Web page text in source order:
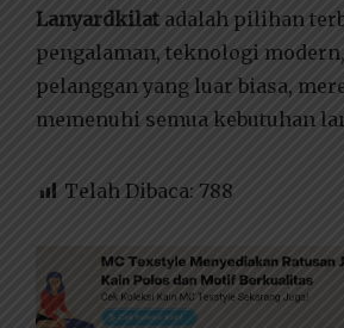
Lanyardkilat adalah pilihan
pengalaman, teknologi
pelanggan yang luar biasa,
memenuhi semua kebutuhan
Telah Dibaca: 788